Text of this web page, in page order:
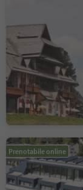
Prenotabile online